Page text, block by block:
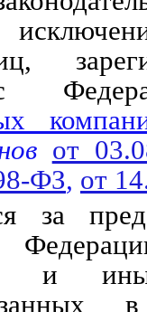
от
ФЗ, от
за
и